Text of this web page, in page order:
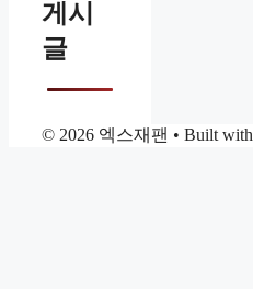
게시
글
© 2026 엑스재팬 • Built with